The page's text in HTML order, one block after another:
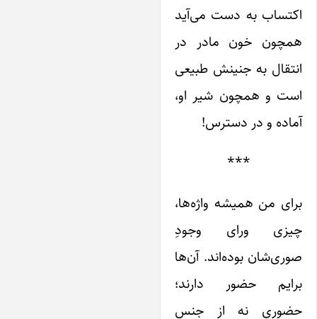
به دست می‌آید
خون مادر در
به جنینش طبیعی
و همچون شیر او،
و در دسترس!
***
من همیشه واژه‌ها،
ورای وجودِ
بوده‌اند. آن‌ها
حضور دارند؛
نه از جنس